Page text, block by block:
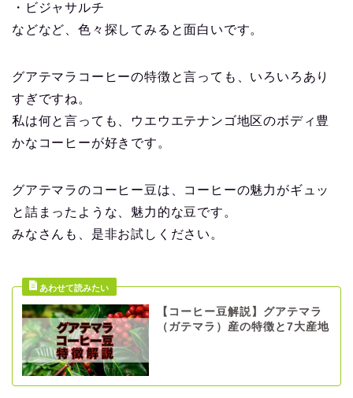
・ビジャサルチ
などなど、色々探してみると面白いです。
グアテマラコーヒーの特徴と言っても、いろいろあり
すぎですね。
私は何と言っても、ウエウエテナンゴ地区のボディ豊
かなコーヒーが好きです。
グアテマラのコーヒー豆は、コーヒーの魅力がギュッ
と詰まったような、魅力的な豆です。
みなさんも、是非お試しください。
【コーヒー豆解説】グアテマラ
（ガテマラ）産の特徴と7大産地